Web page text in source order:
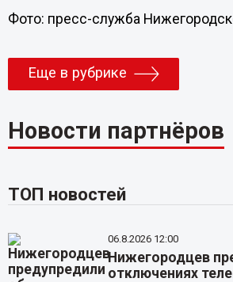
Фото: пресс-служба
Еще в рубрике
Новости партнёров
ТОП новостей
06.8.2026 12:00
Нижегородцев
отключениях